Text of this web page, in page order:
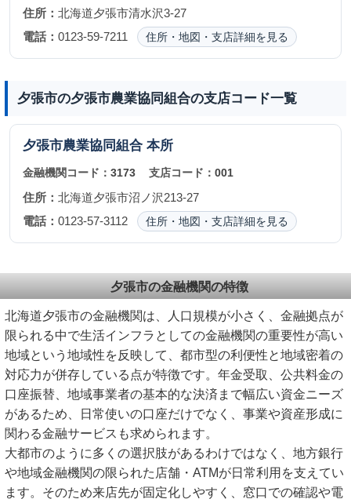
住所： 北海道夕張市清水沢3-27
電話： 0123-59-7211 住所・地図・支店詳細を見る
夕張市の夕張市農業協同組合の支店コード一覧
夕張市農業協同組合 本所
金融機関コード： 3173 支店コード：001
住所： 北海道夕張市沼ノ沢213-27
電話： 0123-57-3112 住所・地図・支店詳細を見る
夕張市の金融機関の特徴
北海道夕張市の金融機関は、人口規模が小さく、金融拠点が
限られる中で生活インフラとしての金融機関の重要性が高い
地域という地域性を反映して、都市型の利便性と地域密着の
対応力が併存している点が特徴です。年金受取、公共料金の
口座振替、地域事業者の基本的な決済まで幅広い資金ニーズ
があるため、日常使いの口座だけでなく、事業や資産形成に
関わる金融サービスも求められます。
大都市のように多くの選択肢があるわけではなく、地方銀行
や地域金融機関の限られた店舗・ATMが日常利用を支えてい
ます。そのため来店先が固定化しやすく、窓口での確認や電